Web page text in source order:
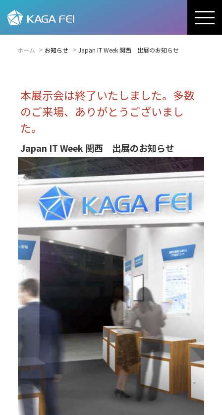
ホーム お知らせ Japan IT Week 関西 出展のお知らせ
本展示会は終了いたしました。多数
のご来場、ありがとうございまし
た。
Japan IT Week 関西 出展のお知らせ